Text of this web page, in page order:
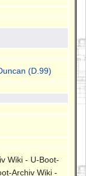
(D.99)
Wiki - U-Boot-
Archiv Wiki -